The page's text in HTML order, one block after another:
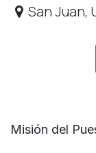
San Juan,
Misión del